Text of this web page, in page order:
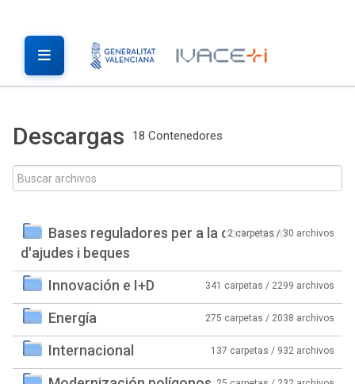
Descargas 18 Contenedores
Bases reguladores per a la concessió
d'ajudes i beques
2 carpetas / 30 archivos
Innovación e I+D 341 carpetas / 2299 archivos
Energía 275 carpetas / 2038 archivos
Internacional 137 carpetas / 932 archivos